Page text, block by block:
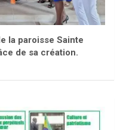
la paroisse Sainte
de sa création.